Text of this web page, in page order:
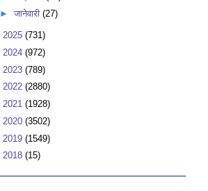
► जानेवारी (27)
2025 (731)
2024 (972)
2023 (789)
2022 (2880)
2021 (1928)
2020 (3502)
2019 (1549)
2018 (15)